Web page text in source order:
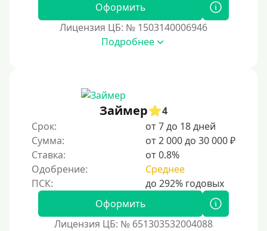
Оформить
Лицензия ЦБ: № 1503140006946
Подробнее
Займер
4
Срок:
от 7 до 18 дней
Сумма:
от 2 000 до 30 000 ₽
Ставка:
от 0.8%
Одобрение:
Среднее
Оформить
Лицензия ЦБ: № 651303532004088